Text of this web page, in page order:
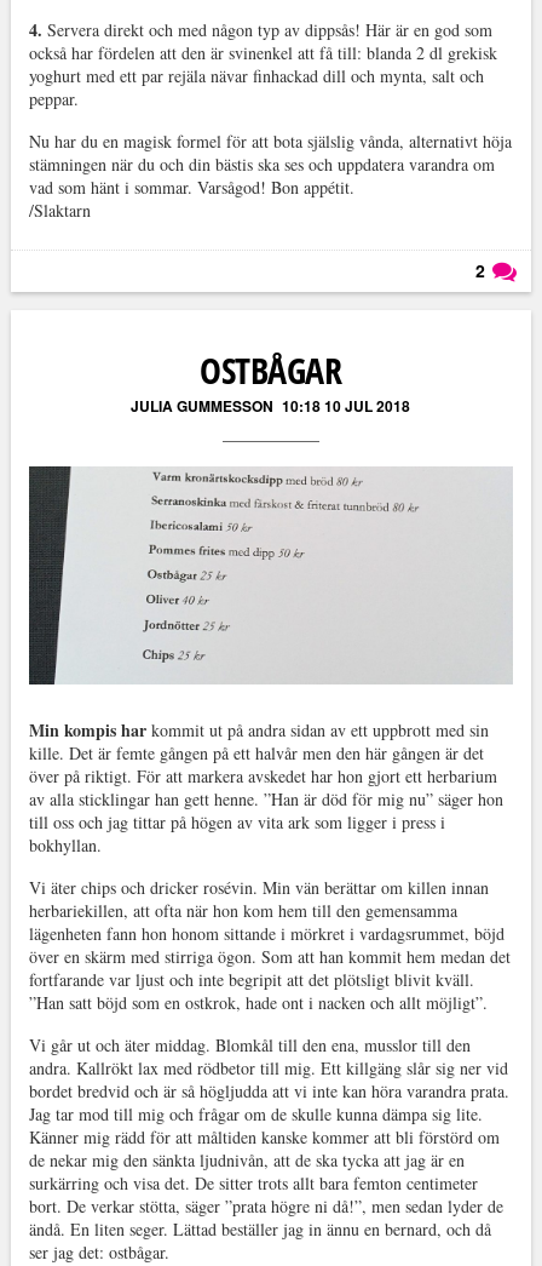
4. Servera direkt och med någon typ av dippsås! Här är en god som
också har fördelen att den är svinenkel att få till: blanda 2 dl grekisk
yoghurt med ett par rejäla nävar finhackad dill och mynta, salt och
peppar.
Nu har du en magisk formel för att bota själslig vånda, alternativt höja
stämningen när du och din bästis ska ses och uppdatera varandra om
vad som hänt i sommar. Varsågod! Bon appétit.
/Slaktarn
2
OSTBÅGAR
JULIA GUMMESSON 10:18 10 JUL 2018
Min kompis harkommit ut på andra sidan av ett uppbrott med sin
kille. Det är femte gången på ett halvår men den här gången är det
över på riktigt. För att markera avskedet har hon gjort ett herbarium
av alla sticklingar han gett henne. ”Han är död för mig nu” säger hon
till oss och jag tittar på högen av vita ark som ligger i press i
bokhyllan.
Vi äter chips och dricker rosévin. Min vän berättar om killen innan
herbariekillen, att ofta när hon kom hem till den gemensamma
lägenheten fann hon honom sittande i mörkret i vardagsrummet, böjd
över en skärm med stirriga ögon. Som att han kommit hem medan det
fortfarande var ljust och inte begripit att det plötsligt blivit kväll.
”Han satt böjd som en ostkrok, hade ont i nacken och allt möjligt”.
Vi går ut och äter middag. Blomkål till den ena, musslor till den
andra. Kallrökt lax med rödbetor till mig. Ett killgäng slår sig ner vid
bordet bredvid och är så högljudda att vi inte kan höra varandra prata.
Jag tar mod till mig och frågar om de skulle kunna dämpa sig lite.
Känner mig rädd för att måltiden kanske kommer att bli förstörd om
de nekar mig den sänkta ljudnivån, att de ska tycka att jag är en
surkärring och visa det. De sitter trots allt bara femton centimeter
bort. De verkar stötta, säger ”prata högre ni då!”, men sedan lyder de
ändå. En liten seger. Lättad beställer jag in ännu en bernard, och då
ser jag det: ostbågar.